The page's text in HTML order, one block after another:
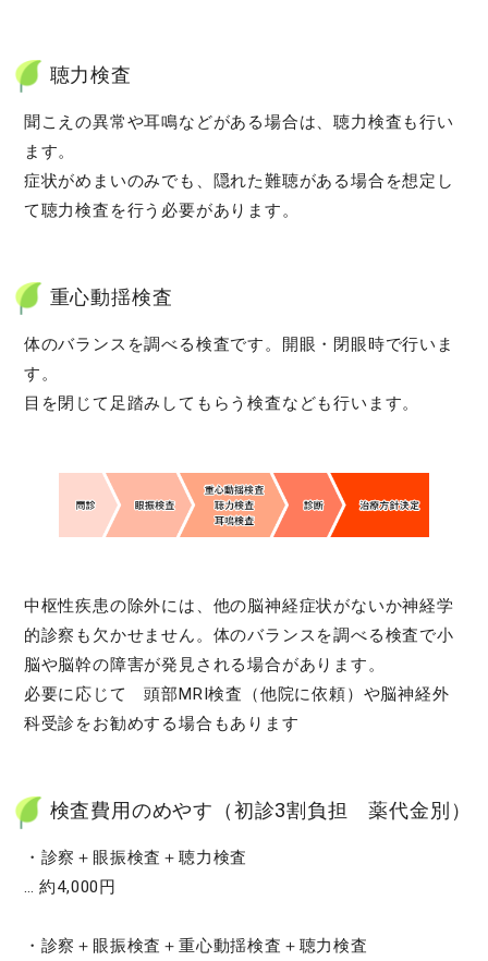
聴力検査
聞こえの異常や耳鳴などがある場合は、聴力検査も行い
ます。
症状がめまいのみでも、隠れた難聴がある場合を想定し
て聴力検査を行う必要があります。
重心動揺検査
体のバランスを調べる検査です。開眼・閉眼時で行いま
す。
目を閉じて足踏みしてもらう検査なども行います。
中枢性疾患の除外には、他の脳神経症状がないか神経学
的診察も欠かせません。体のバランスを調べる検査で小
脳や脳幹の障害が発見される場合があります。
必要に応じて 頭部MRI検査（他院に依頼）や脳神経外
科受診をお勧めする場合もあります
検査費用のめやす（初診3割負担 薬代金別）
・診察＋眼振検査＋聴力検査
… 約4,000円
・診察＋眼振検査＋重心動揺検査＋聴力検査